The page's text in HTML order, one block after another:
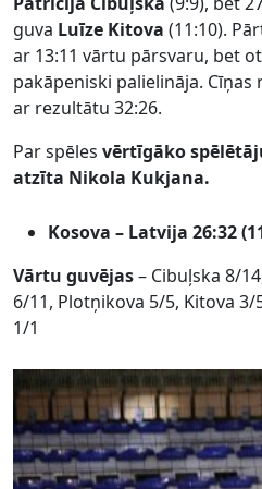
guva Luīze Kitova (11:10).
ar 13:11 vārtu pārsvaru, bet
pakāpeniski palielināja.
ar rezultātu 32:26.
Par spēles vērtīgāko
atzīta Nikola Kukjana.
Kosova – Latvija 26:32
Vārtu guvējas– Cibuļska 8/
6/11, Plotņikova 5/5, Kitova
1/1